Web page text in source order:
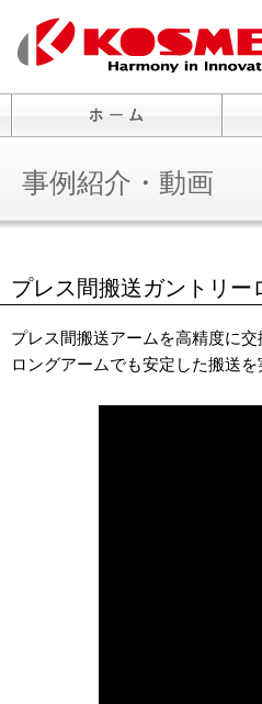
事例紹介・動画
プレス間搬送ガントリ
プレス間搬送アームを高精度に交
ロングアームでも安定した搬送を